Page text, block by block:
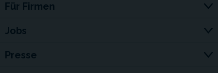
Für Firmen
Jobs
Presse